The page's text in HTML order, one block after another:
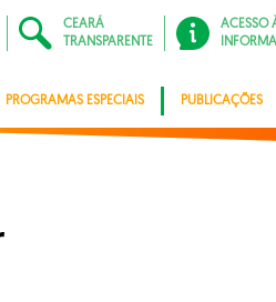
CEARÁ
TRANSPARENTE
ACESSO
PROGRAMAS ESPECIAIS PUBLICAÇÕES